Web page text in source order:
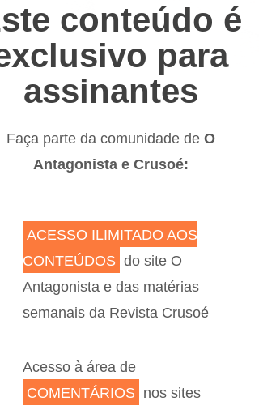
conteúdo é
para
assinantes
Faça parte da comunidade de O
Antagonista e Crusoé:
ACESSO ILIMITADO AOS
CONTEÚDOS do site O
Antagonista e das matérias
semanais da Revista Crusoé
Acesso à área de
COMENTÁRIOS nos sites